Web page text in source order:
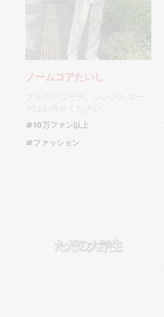
ノームコアたいし
#10万ファン以上
#ファッション